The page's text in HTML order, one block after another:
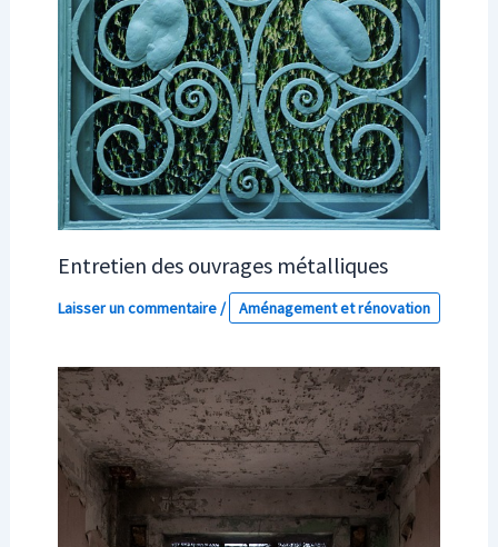
Entretien des ouvrages métalliques
Laisser un commentaire/ Aménagement et rénovation